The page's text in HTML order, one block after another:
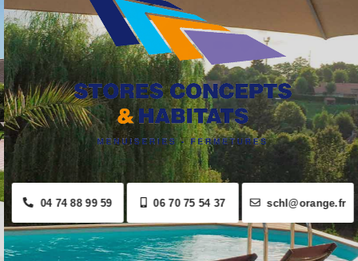
04 74 88 99 59 06 70 75 54 37 schl@orange.fr